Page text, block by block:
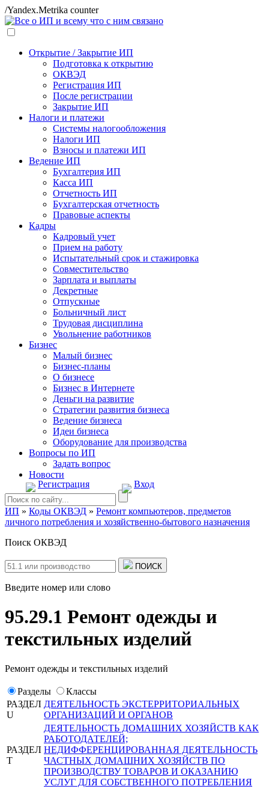
/Yandex.Metrika counter
Открытие / Закрытие ИП
Подготовка к открытию
ОКВЭД
Регистрация ИП
После регистрации
Закрытие ИП
Налоги и платежи
Системы налогообложения
Налоги ИП
Взносы и платежи ИП
Ведение ИП
Бухгалтерия ИП
Касса ИП
Отчетность ИП
Бухгалтерская отчетность
Правовые аспекты
Кадры
Кадровый учет
Прием на работу
Испытательный срок и стажировка
Совместительство
Зарплата и выплаты
Декретные
Отпускные
Больничный лист
Трудовая дисциплина
Увольнение работников
Бизнес
Малый бизнес
Бизнес-планы
О бизнесе
Бизнес в Интернете
Деньги на развитие
Стратегии развития бизнеса
Ведение бизнеса
Идеи бизнеса
Оборудование для производства
Вопросы по ИП
Задать вопрос
Новости
Регистрация
Вход
ИП » Коды ОКВЭД » Ремонт компьютеров, предметов
личного потребления и хозяйственно-бытового назначения
Поиск ОКВЭД
ПОИСК
Введите номер или слово
95.29.1 Ремонт одежды и
текстильных изделий
Ремонт одежды и текстильных изделий
Разделы
Классы
РАЗДЕЛ
U
ДЕЯТЕЛЬНОСТЬ ЭКСТЕРРИТОРИАЛЬНЫХ
ОРГАНИЗАЦИЙ И ОРГАНОВ
РАЗДЕЛ
T
ДЕЯТЕЛЬНОСТЬ ДОМАШНИХ ХОЗЯЙСТВ КАК
РАБОТОДАТЕЛЕЙ;
НЕДИФФЕРЕНЦИРОВАННАЯ ДЕЯТЕЛЬНОСТЬ
ЧАСТНЫХ ДОМАШНИХ ХОЗЯЙСТВ ПО
ПРОИЗВОДСТВУ ТОВАРОВ И ОКАЗАНИЮ
УСЛУГ ДЛЯ СОБСТВЕННОГО ПОТРЕБЛЕНИЯ